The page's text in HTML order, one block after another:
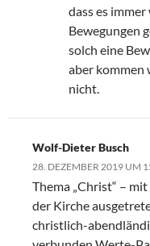
dass es
Bewegungen
solch eine
aber kommen
nicht.
Wolf-Dieter Busch
28. DEZEMBER 2019 UM
Thema „Christ“ –
der Kirche
christlich-